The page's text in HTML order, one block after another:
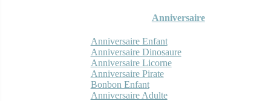
Anniversaire
Anniversaire Enfant
Anniversaire Dinosaure
Anniversaire Licorne
Anniversaire Pirate
Bonbon Enfant
Anniversaire Adulte